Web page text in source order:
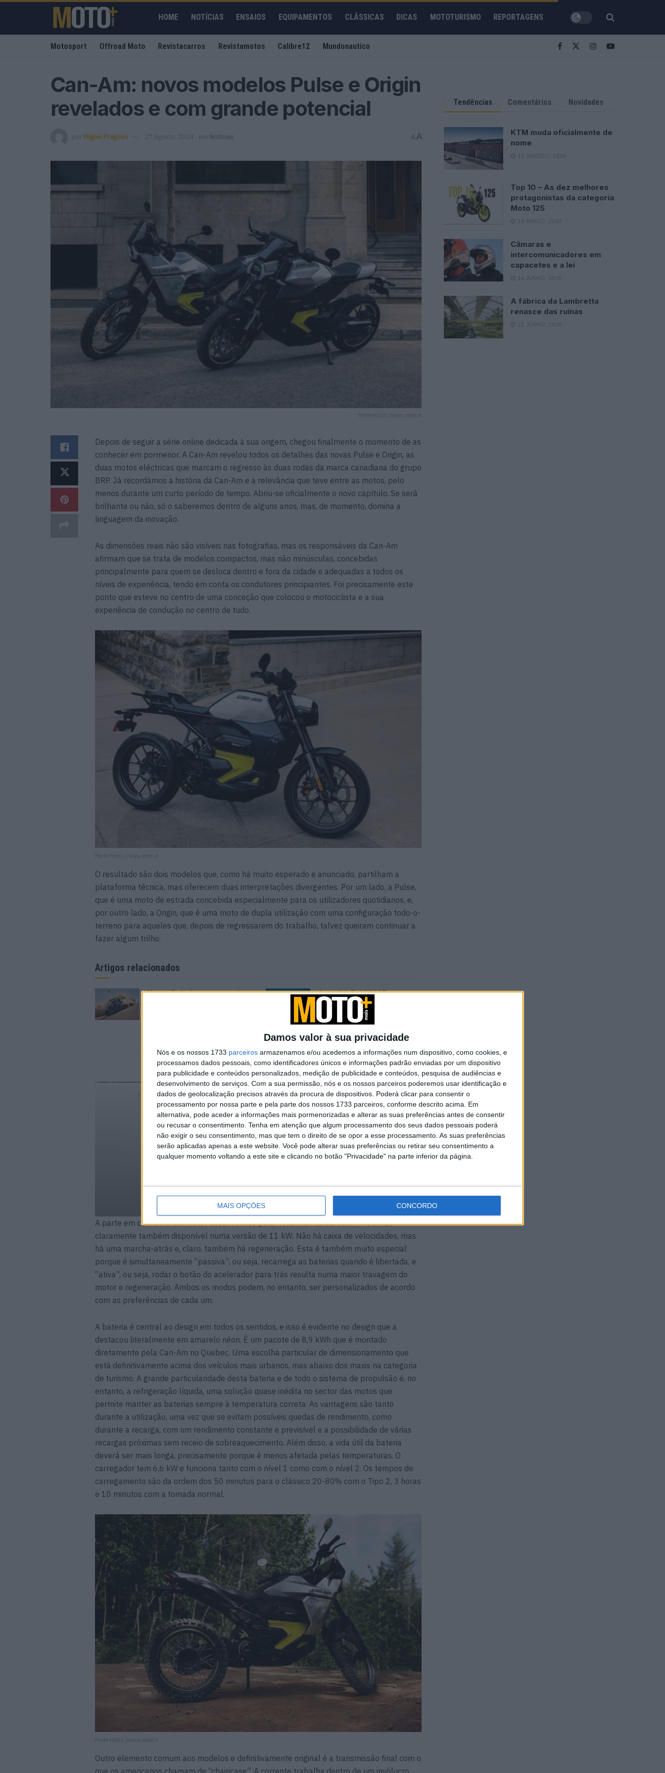
Damos valor à sua privacidade
Nós e os nossos 1733 parceiros armazenamos e/ou acedemos a informações num dispositivo, como cookies, e
processamos dados pessoais, como identificadores únicos e informações padrão enviadas por um dispositivo
para publicidade e conteúdos personalizados, medição de publicidade e conteúdos, pesquisa de audiências e
desenvolvimento de serviços. Com a sua permissão, nós e os nossos parceiros poderemos usar identificação e
dados de geolocalização precisos através da procura de dispositivos. Poderá clicar para consentir o
processamento por nossa parte e pela parte dos nossos 1733 parceiros, conforme descrito acima. Em
alternativa, pode aceder a informações mais pormenorizadas e alterar as suas preferências antes de consentir
ou recusar o consentimento. Tenha em atenção que algum processamento dos seus dados pessoais poderá
não exigir o seu consentimento, mas que tem o direito de se opor a esse processamento. As suas preferências
serão aplicadas apenas a este website. Você pode alterar suas preferências ou retirar seu consentimento a
qualquer momento voltando a este site e clicando no botão "Privacidade" na parte inferior da página.
MAIS OPÇÕES CONCORDO
HOME NOTÍCIAS ENSAIOS EQUIPAMENTOS CLÁSSICAS DICAS MOTOTURISMO REPORTAGENS
Motosport Offroad Moto Revistacarros Revistamotos Calibre12 Mundonautico
Can-Am: novos modelos Pulse e Origin
revelados e com grande potencial
por Miguel Fragoso 27 Agosto, 2024 em Notícias AA
Fonte:https://www.moto.it
Depois de seguir a série online dedicada à sua origem, chegou finalmente o momento de as
conhecer em pormenor. A Can-Am revelou todos os detalhes das novas Pulse e Origin, as
duas motos eléctricas que marcam o regresso às duas rodas da marca canadiana do grupo
BRP. Já recordámos a história da Can-Am e a relevância que teve entre as motos, pelo
menos durante um curto período de tempo. Abriu-se oficialmente o novo capítulo. Se será
brilhante ou não, só o saberemos dentro de alguns anos, mas, de momento, domina a
linguagem da inovação.
As dimensões reais não são visíveis nas fotografias, mas os responsáveis da Can-Am
afirmam que se trata de modelos compactos, mas não minúsculas, concebidas
principalmente para quem se desloca dentro e fora da cidade e adequadas a todos os
níveis de experiência, tendo em conta os condutores principiantes. Foi precisamente este
ponto que esteve no centro de uma conceção que colocou o motociclista e a sua
experiência de condução no centro de tudo.
Fonte:https://www.moto.it
O resultado são dois modelos que, como há muito esperado e anunciado, partilham a
plataforma técnica, mas oferecem duas interpretações divergentes. Por um lado, a Pulse,
que é uma moto de estrada concebida especialmente para os utilizadores quotidianos, e,
por outro lado, a Origin, que é uma moto de dupla utilização com uma configuração todo-o-
terreno para aqueles que, depois de regressarem do trabalho, talvez queiram continuar a
fazer algum trilho.
Artigos relacionados
Novos Polaris apresentados
Amazigh Raid 2027 – a
experiência definitiva em
7 AGOSTO, 2026
Fonte:https://www.moto.it Fonte:https://www.moto.it
A parte em comum é um motor desenvolvido pela Rotax na Áustria com 47 cv, mas
claramente também disponível numa versão de 11 kW. Não há caixa de velocidades, mas
há uma marcha-atrás e, claro, também há regeneração. Esta é também muito especial
porque é simultaneamente “passiva”, ou seja, recarrega as baterias quando é libertada, e
“ativa”, ou seja, rodar o botão do acelerador para trás resulta numa maior travagem do
motor e regeneração. Ambos os modos podem, no entanto, ser personalizados de acordo
com as preferências de cada um.
A bateria é central ao design em todos os sentidos, e isso é evidente no design que a
destacou literalmente em amarelo néon. É um pacote de 8,9 kWh que é montado
diretamente pela Can-Am no Quebec. Uma escolha particular de dimensionamento que
está definitivamente acima dos veículos mais urbanos, mas abaixo dos maxis na categoria
de turismo. A grande particularidade desta bateria e de todo o sistema de propulsão é, no
entanto, a refrigeração líquida, uma solução quase inédita no sector das motos que
permite manter as baterias sempre à temperatura correta. As vantagens são tanto
durante a utilização, uma vez que se evitam possíveis quedas de rendimento, como
durante a recarga, com um rendimento constante e previsível e a possibilidade de várias
recargas próximas sem receio de sobreaquecimento. Além disso, a vida útil da bateria
deverá ser mais longa, precisamente porque é menos afetada pelas temperaturas. O
carregador tem 6,6 kW e funciona tanto com o nível 1 como com o nível 2. Os tempos de
carregamento são da ordem dos 50 minutos para o clássico 20-80% com o Tipo 2, 3 horas
e 10 minutos com a tomada normal.
Fonte:https://www.moto.it
Outro elemento comum aos modelos e definitivamente original é a transmissão final com o
Tendências Comentários Novidades
KTM muda oficialmente de
nome
15 JANEIRO, 2026
Top 10 – As dez melhores
protagonistas da categoria
Moto 125
10 MARÇO, 2023
Câmaras e
intercomunicadores em
capacetes e a lei
16 JUNHO, 2026
A fábrica da Lambretta
renasce das ruínas
21 JUNHO, 2026